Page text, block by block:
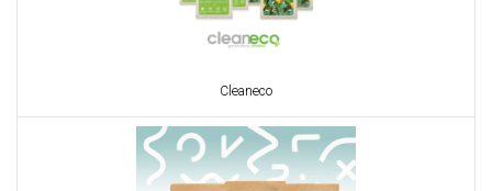
Cleaneco